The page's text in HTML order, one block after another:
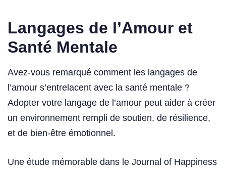
Langages de l’Amour et
Santé Mentale
Avez-vous remarqué comment les langages de
l’amour s’entrelacent avec la santé mentale ?
Adopter votre langage de l’amour peut aider à créer
un environnement rempli de soutien, de résilience,
et de bien-être émotionnel.
Une étude mémorable dans le Journal of Happiness